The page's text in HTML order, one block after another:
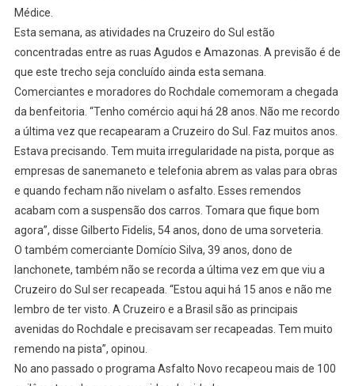
Médice.
Esta semana, as atividades na Cruzeiro do Sul estão
concentradas entre as ruas Agudos e Amazonas. A previsão é de
que este trecho seja concluído ainda esta semana.
Comerciantes e moradores do Rochdale comemoram a chegada
da benfeitoria. “Tenho comércio aqui há 28 anos. Não me recordo
a última vez que recapearam a Cruzeiro do Sul. Faz muitos anos.
Estava precisando. Tem muita irregularidade na pista, porque as
empresas de sanemaneto e telefonia abrem as valas para obras
e quando fecham não nivelam o asfalto. Esses remendos
acabam com a suspensão dos carros. Tomara que fique bom
agora”, disse Gilberto Fidelis, 54 anos, dono de uma sorveteria.
O também comerciante Domício Silva, 39 anos, dono de
lanchonete, também não se recorda a última vez em que viu a
Cruzeiro do Sul ser recapeada. “Estou aqui há 15 anos e não me
lembro de ter visto. A Cruzeiro e a Brasil são as principais
avenidas do Rochdale e precisavam ser recapeadas. Tem muito
remendo na pista”, opinou.
No ano passado o programa Asfalto Novo recapeou mais de 100